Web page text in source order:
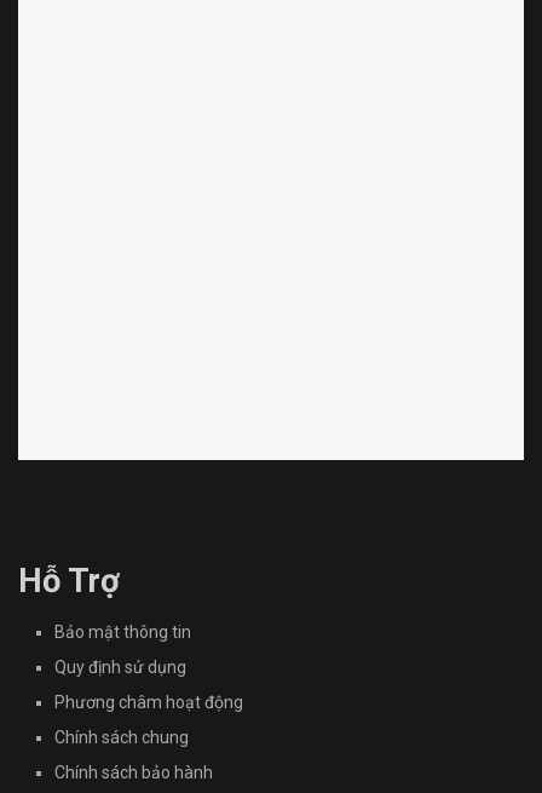
Hỗ Trợ
Bảo mật thông tin
Quy định sử dụng
Phương châm hoạt động
Chính sách chung
Chính sách bảo hành